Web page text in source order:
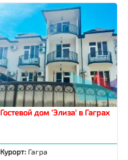
Гостевой дом 'Элиза' в Гаграх
Курорт: Гагра